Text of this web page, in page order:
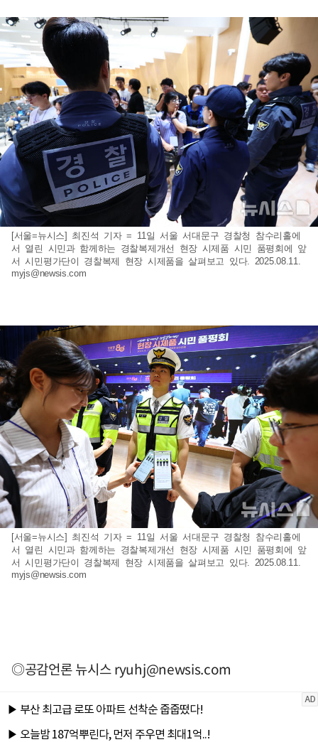
[서울=뉴시스] 최진석 기자 = 11일 서울 서대문구 경찰청 참수리홀에
서 열린 시민과 함께하는 경찰복제개선 현장 시제품 시민 품평회에 앞
서 시민평가단이 경찰복제 현장 시제품을 살펴보고 있다. 2025.08.11.
myjs@newsis.com
[서울=뉴시스] 최진석 기자 = 11일 서울 서대문구 경찰청 참수리홀에
서 열린 시민과 함께하는 경찰복제개선 현장 시제품 시민 품평회에 앞
서 시민평가단이 경찰복제 현장 시제품을 살펴보고 있다. 2025.08.11.
myjs@newsis.com
◎공감언론 뉴시스ryuhj@newsis.com